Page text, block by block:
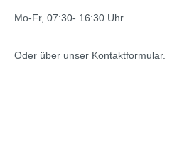
Mo-Fr, 07:30- 16:30 Uhr
Oder über unser Kontaktformular.